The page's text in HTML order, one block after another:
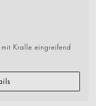
Kralle eingreifend